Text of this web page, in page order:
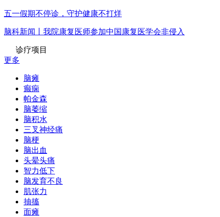
五一假期不停诊，守护健康不打烊
脑科新闻丨我院康复医师参加中国康复医学会非侵入
诊疗项目
更多
脑瘫
癫痫
帕金森
脑萎缩
脑积水
三叉神经痛
脑梗
脑出血
头晕头痛
智力低下
脑发育不良
肌张力
抽搐
面瘫